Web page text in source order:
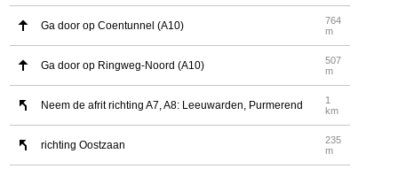
Ga door op Coentunnel (A10)
764
m
Ga door op Ringweg-Noord (A10)
507
m
Neem de afrit richting A7, A8: Leeuwarden, Purmerend
1
km
richting Oostzaan
235
m